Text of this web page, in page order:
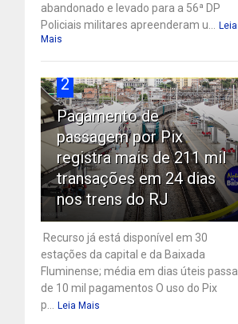
abandonado e levado para a 56ª DP
Policiais militares apreenderam u...
Leia
Mais
2
Pagamento de
passagem por Pix
registra mais de 211 mil
transações em 24 dias
nos trens do RJ
Recurso já está disponível em 30
estações da capital e da Baixada
Fluminense; média em dias úteis passa
de 10 mil pagamentos O uso do Pix
p...
Leia Mais